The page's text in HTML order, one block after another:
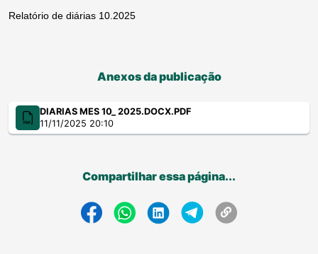
Relatório de diárias 10.2025
Anexos da publicação
DIARIAS MES 10_ 2025.DOCX.PDF
11/11/2025 20:10
Compartilhar essa página...